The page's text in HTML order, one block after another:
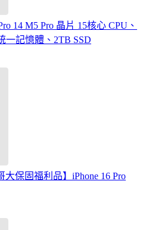
14 M5 Pro 晶片 15核心 CPU、
一記憶體、2TB SSD
保固福利品】iPhone 16 Pro